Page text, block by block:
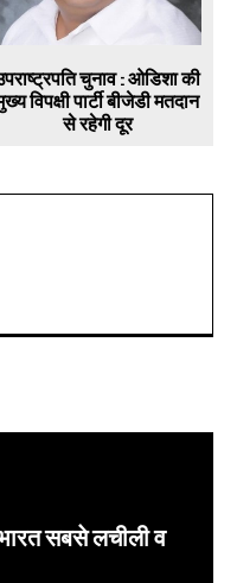
चुनाव : ओडिशा की
विपक्षी पार्टी बीजेडी मतदान
से रहेगी दूर
सबसे लचीली व